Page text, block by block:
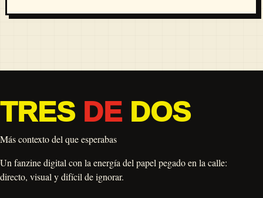
TRES DEDOS
Más contexto del que esperabas
Un fanzine digital con la energía del papel pegado en la calle:
directo, visual y difícil de ignorar.